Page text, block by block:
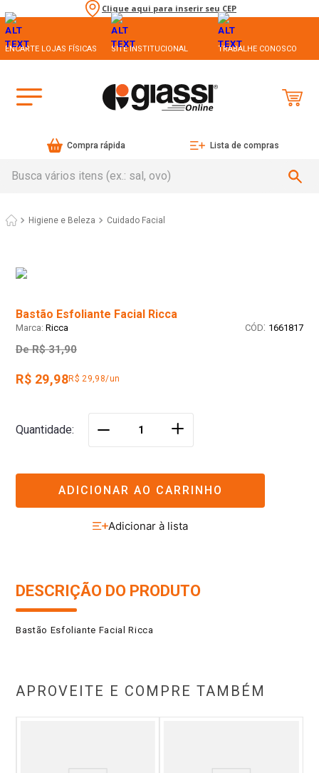
Clique aqui para inserir seu CEP
ENCARTE LOJAS FÍSICAS SITE INSTITUCIONAL TRABALHE CONOSCO
Compra rápida Lista de compras
Higiene e Beleza Cuidado Facial
Bastão Esfoliante Facial Ricca
Ricca : 1661817
De R$ 31,90
R$ 29,98R$ 29,98/un
Quantidade ＋
ADICIONAR AO CARRINHO
DESCRIÇÃO DO PRODUTO
Bastão Esfoliante Facial Ricca
APROVEITE E COMPRE TAMBÉM